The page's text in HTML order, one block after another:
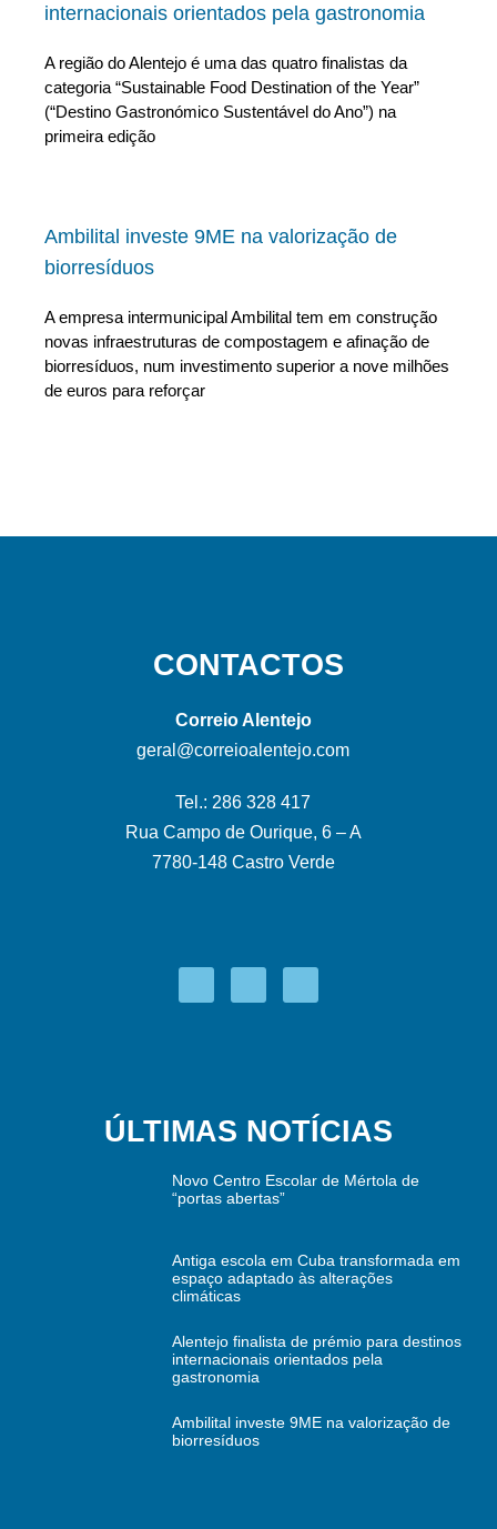
internacionais orientados pela gastronomia
A região do Alentejo é uma das quatro finalistas da
categoria “Sustainable Food Destination of the Year”
(“Destino Gastronómico Sustentável do Ano”) na
primeira edição
Ambilital investe 9ME na valorização de
biorresíduos
A empresa intermunicipal Ambilital tem em construção
novas infraestruturas de compostagem e afinação de
biorresíduos, num investimento superior a nove milhões
de euros para reforçar
CONTACTOS
Correio Alentejo
geral@correioalentejo.com
Tel.: 286 328 417
Rua Campo de Ourique, 6 – A
7780-148 Castro Verde
ÚLTIMAS NOTÍCIAS
Novo Centro Escolar de Mértola de
“portas abertas”
Antiga escola em Cuba transformada em
espaço adaptado às alterações
climáticas
Alentejo finalista de prémio para destinos
internacionais orientados pela
gastronomia
Ambilital investe 9ME na valorização de
biorresíduos